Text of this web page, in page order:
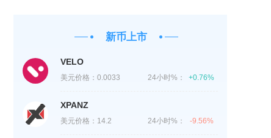
新币上市
VELO
美元价格： 0.0033 24小时%： +0.76%
XPANZ
美元价格： 14.2 24小时%： -9.56%